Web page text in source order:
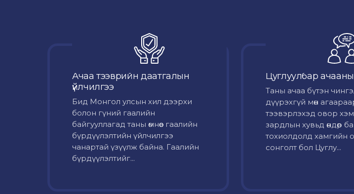
Ачаа тээврийн даатгалын
үйлчилгээ
Бид Монгол улсын хил дээрхи
болон гүний гаалийн
байгууллагад таны өмнөөс гаалийн
бүрдүүлэлтийн үйлчилгээ
чанартай үзүүлж байна. Гаалийн
бүрдүүлэлтийг...
Цуглуулбар
Таны ачаа бүтэн
дүүрэхгүй мөн
тээвэрлэхэд овор
зардлын хувьд өндөр
тохиолдолд хамгийн
сонголт бол Цуглу...